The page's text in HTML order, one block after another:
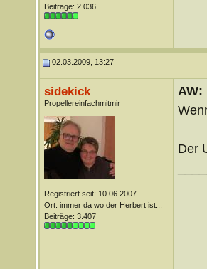
Beiträge: 2.036
02.03.2009, 13:27
sidekick
Propellereinfachmitmir
Registriert seit: 10.06.2007
Ort: immer da wo der Herbert ist...
Beiträge: 3.407
AW:
Der